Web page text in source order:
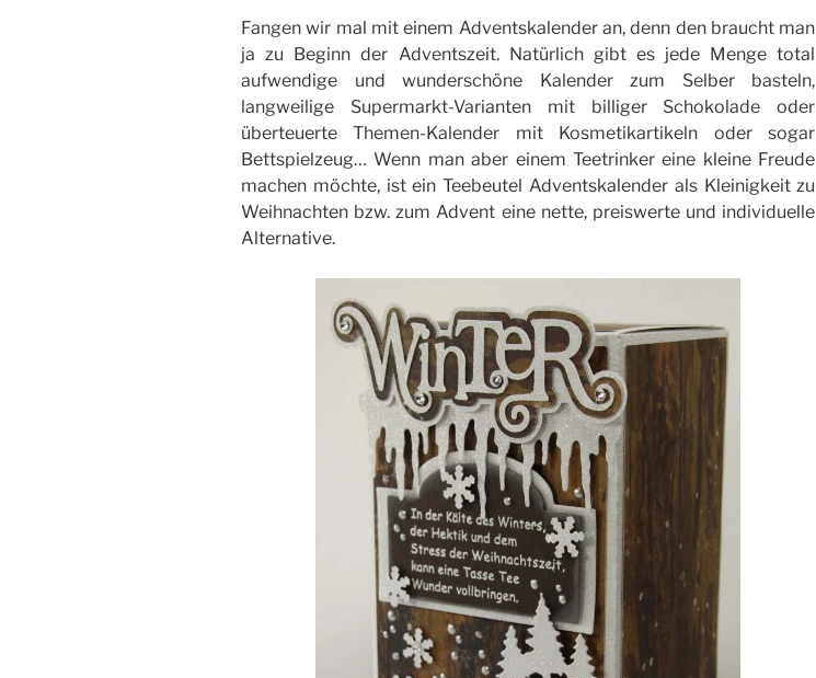
Fangen wir mal mit einem Adventskalender an, denn den braucht man
ja zu Beginn der Adventszeit. Natürlich gibt es jede Menge total
aufwendige und wunderschöne Kalender zum Selber basteln,
langweilige Supermarkt-Varianten mit billiger Schokolade oder
überteuerte Themen-Kalender mit Kosmetikartikeln oder sogar
Bettspielzeug… Wenn man aber einem Teetrinker eine kleine Freude
machen möchte, ist ein Teebeutel Adventskalender als Kleinigkeit zu
Weihnachten bzw. zum Advent eine nette, preiswerte und individuelle
Alternative.